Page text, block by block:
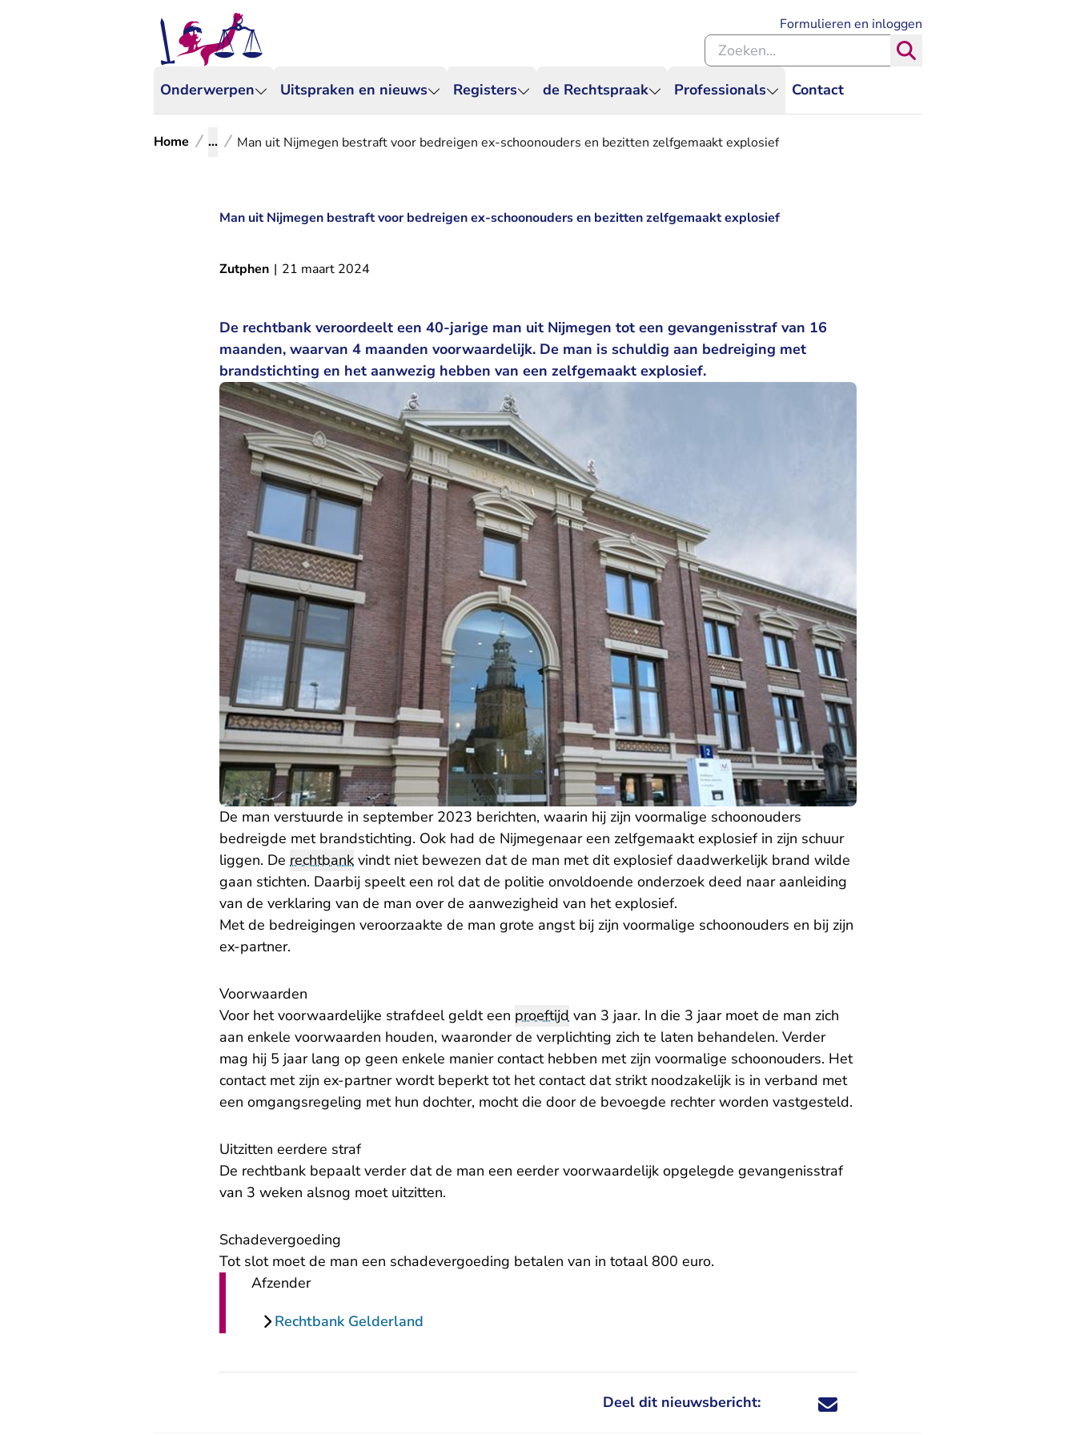
Onderwerpen Uitspraken en nieuws Registers de Rechtspraak Professionals Contact
Formulieren en inloggen
Zoeken binnen de Rechtspraak
Home ... Man uit Nijmegen bestraft voor bedreigen ex-schoonouders en bezitten zelfgemaakt explosief
Man uit Nijmegen bestraft voor bedreigen ex-schoonouders en bezitten zelfgemaakt explosief
Zutphen | 21 maart 2024
De rechtbank veroordeelt een 40-jarige man uit Nijmegen tot een gevangenisstraf van 16
maanden, waarvan 4 maanden voorwaardelijk. De man is schuldig aan bedreiging met
brandstichting en het aanwezig hebben van een zelfgemaakt explosief.
De man verstuurde in september 2023 berichten, waarin hij zijn voormalige schoonouders
bedreigde met brandstichting. Ook had de Nijmegenaar een zelfgemaakt explosief in zijn schuur
liggen. De rechtbank vindt niet bewezen dat de man met dit explosief daadwerkelijk brand wilde
gaan stichten. Daarbij speelt een rol dat de politie onvoldoende onderzoek deed naar aanleiding
van de verklaring van de man over de aanwezigheid van het explosief.
Met de bedreigingen veroorzaakte de man grote angst bij zijn voormalige schoonouders en bij zijn
ex-partner.
Voorwaarden
Voor het voorwaardelijke strafdeel geldt een proeftijd van 3 jaar. In die 3 jaar moet de man zich
aan enkele voorwaarden houden, waaronder de verplichting zich te laten behandelen. Verder
mag hij 5 jaar lang op geen enkele manier contact hebben met zijn voormalige schoonouders. Het
contact met zijn ex-partner wordt beperkt tot het contact dat strikt noodzakelijk is in verband met
een omgangsregeling met hun dochter, mocht die door de bevoegde rechter worden vastgesteld.
Uitzitten eerdere straf
De rechtbank bepaalt verder dat de man een eerder voorwaardelijk opgelegde gevangenisstraf
van 3 weken alsnog moet uitzitten.
Schadevergoeding
Tot slot moet de man een schadevergoeding betalen van in totaal 800 euro.
Afzender
Rechtbank Gelderland
Deel dit nieuwsbericht: Deel dit nieuwsbericht via X - U verlaat
Deel dit nieuwsbericht via Facebook - U
Deel dit nieuwsbericht via e-mail
Deel dit nieuwsbericht via LinkedIn - U